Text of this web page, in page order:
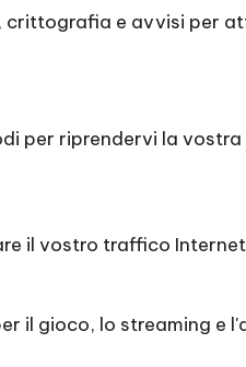
crittografia e avvisi per
per riprendervi la
il vostro traffico
il gioco, lo streaming e